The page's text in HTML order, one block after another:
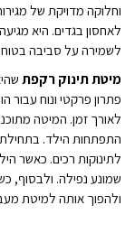
לאחסון בגדים. היא
לשמירה על סביבה
מיטת תינוק רקפת
פתרון פרקטי ונוח
לאורך זמן. המיטה
התפתחות הילד.
לתינוקות רכים. כאשר
שמונע נפילה. ולבסוף,
ולהפוך אותה למיטת